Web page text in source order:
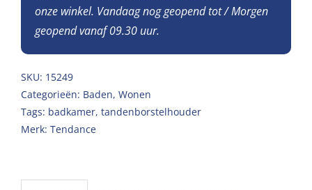
onze winkel. Vandaag nog geopend tot / Morgen
geopend vanaf 09.30 uur.
SKU: 15249
Categorieën: Baden, Wonen
Tags: badkamer, tandenborstelhouder
Merk: Tendance